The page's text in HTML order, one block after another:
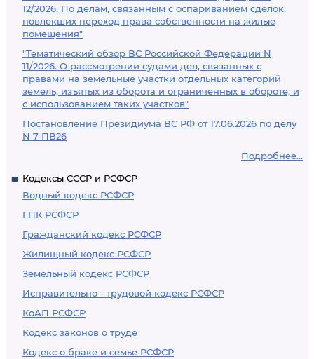
12/2026. По делам, связанным с оспариванием сделок,
повлекших переход права собственности на жилые
помещения"
"Тематический обзор ВС Российской Федерации N
11/2026. О рассмотрении судами дел, связанных с
правами на земельные участки отдельных категорий
земель, изъятых из оборота и ограниченных в обороте, и
с использованием таких участков"
Постановление Президиума ВС РФ от 17.06.2026 по делу
N 7-ПВ26
Подробнее...
Кодексы СССР и РСФСР
Водный кодекс РСФСР
ГПК РСФСР
Гражданский кодекс РСФСР
Жилищный кодекс РСФСР
Земельный кодекс РСФСР
Исправительно - трудовой кодекс РСФСР
КоАП РСФСР
Кодекс законов о труде
Кодекс о браке и семье РСФСР